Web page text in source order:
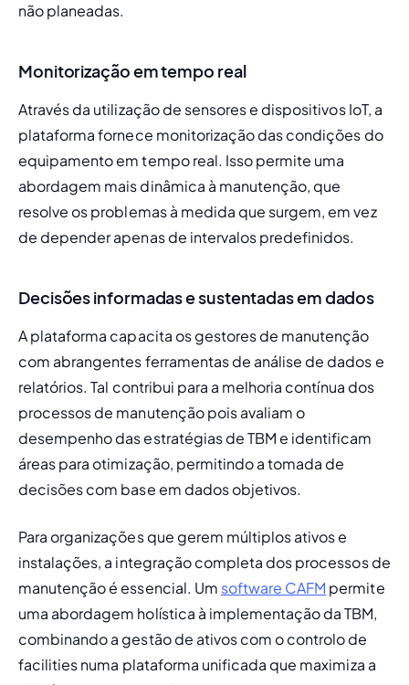
não planeadas.
Monitorização em tempo real
Através da utilização de sensores e dispositivos IoT, a
plataforma fornece monitorização das condições do
equipamento em tempo real. Isso permite uma
abordagem mais dinâmica à manutenção, que
resolve os problemas à medida que surgem, em vez
de depender apenas de intervalos predefinidos.
Decisões informadas e sustentadas em dados
A plataforma capacita os gestores de manutenção
com abrangentes ferramentas de análise de dados e
relatórios. Tal contribui para a melhoria contínua dos
processos de manutenção pois avaliam o
desempenho das estratégias de TBM e identificam
áreas para otimização, permitindo a tomada de
decisões com base em dados objetivos.
Para organizações que gerem múltiplos ativos e
instalações, a integração completa dos processos de
manutenção é essencial. Um software CAFM permite
uma abordagem holística à implementação da TBM,
combinando a gestão de ativos com o controlo de
facilities numa plataforma unificada que maximiza a